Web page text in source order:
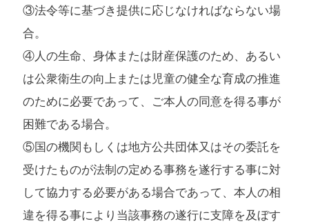
③法令等に基づき提供に応じなければならない場
合。
④人の生命、身体または財産保護のため、あるい
は公衆衛生の向上または児童の健全な育成の推進
のために必要であって、ご本人の同意を得る事が
困難である場合。
⑤国の機関もしくは地方公共団体又はその委託を
受けたものが法制の定める事務を遂行する事に対
して協力する必要がある場合であって、本人の相
違を得る事により当該事務の遂行に支障を及ぼす